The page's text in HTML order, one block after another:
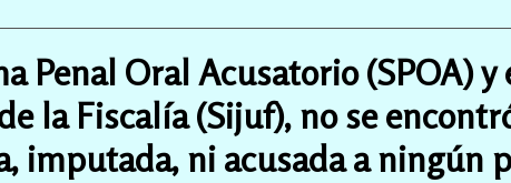
Penal Oral Acusatorio (SPOA) y
la Fiscalía (Sijuf), no se
imputada, ni acusada a ningún